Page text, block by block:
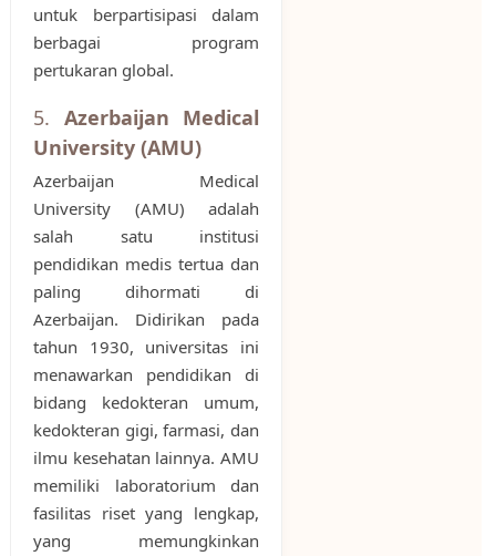
untuk berpartisipasi dalam
berbagai program
pertukaran global.
5. Azerbaijan Medical
University (AMU)
Azerbaijan Medical
University (AMU) adalah
salah satu institusi
pendidikan medis tertua dan
paling dihormati di
Azerbaijan. Didirikan pada
tahun 1930, universitas ini
menawarkan pendidikan di
bidang kedokteran umum,
kedokteran gigi, farmasi, dan
ilmu kesehatan lainnya. AMU
memiliki laboratorium dan
fasilitas riset yang lengkap,
yang memungkinkan